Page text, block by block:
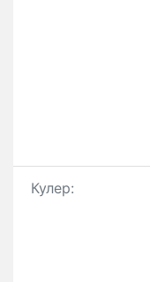
Кулер: